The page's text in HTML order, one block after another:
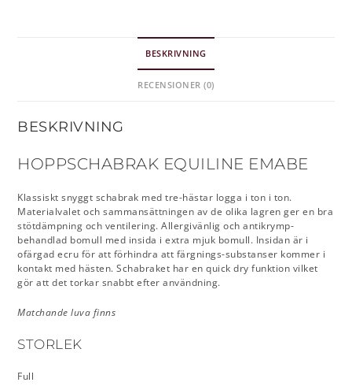
BESKRIVNING
RECENSIONER (0)
BESKRIVNING
HOPPSCHABRAK EQUILINE EMABE
Klassiskt snyggt schabrak med tre-hästar logga i ton i ton.
Materialvalet och sammansättningen av de olika lagren ger en bra
stötdämpning och ventilering. Allergivänlig och antikrymp-
behandlad bomull med insida i extra mjuk bomull. Insidan är i
ofärgad ecru för att förhindra att färgnings-substanser kommer i
kontakt med hästen. Schabraket har en quick dry funktion vilket
gör att det torkar snabbt efter användning.
Matchande luva finns
STORLEK
Full